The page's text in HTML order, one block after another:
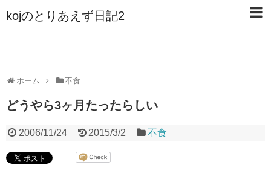
kojのとりあえず日記2
ホーム 不食
どうやら3ヶ月たったらしい
2006/11/24 2015/3/2 不食